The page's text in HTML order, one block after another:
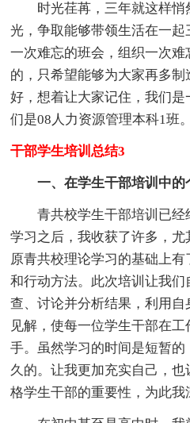
时光荏苒，三年就这样
光，争取能够带领生活在一
一次难忘的班会，组织一次难
的，只希望能够为大家再多
好，想着让大家记住，我们
们是08人力资源管理本科1班。
干部学生培训总结3
一、在学生干部培训中的
青共校学生干部培训已
学习之后，我收获了许多，
原青共校理论学习的基础上
和行动方法。此次培训让我们
查、讨论并分析结果，利用
见解，使每一位学生干部在
手。虽然学习的时间是短暂
久的。让我更加充实自己，
格学生干部的重要性，为此我